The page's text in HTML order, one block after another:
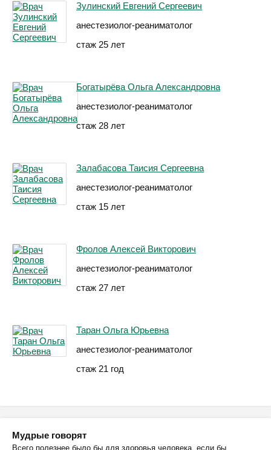
Зулинский Евгений Сергеевич
анестезиолог-реаниматолог
стаж 25 лет
Богатырёва Ольга Александровна
анестезиолог-реаниматолог
стаж 28 лет
Залабасова Таисия Сергеевна
анестезиолог-реаниматолог
стаж 15 лет
Фролов Алексей Викторович
анестезиолог-реаниматолог
стаж 27 лет
Таран Ольга Юрьевна
анестезиолог-реаниматолог
стаж 21 год
Мудрые говорят
Всего полезнее было бы для здоровья человека, если бы